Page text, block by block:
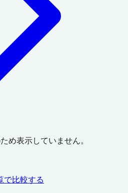
め表示していません。
で比較する